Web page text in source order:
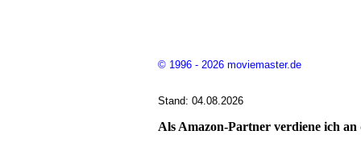
© 1996 - 2026 moviemaster.de
Stand: 04.08.2026
Als Amazon-Partner verdiene ich